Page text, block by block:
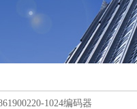
1024编码器